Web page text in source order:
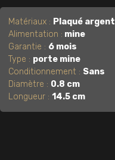
Matériaux : Plaqué argent
Alimentation : mine
Garantie : 6 mois
Type : porte mine
Conditionnement : Sans
Diamètre : 0.8 cm
Longueur :14.5 cm